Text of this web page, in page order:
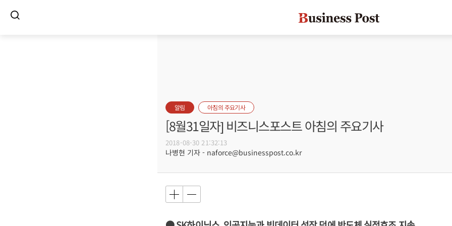
알림 아침의 주요기사
[8월31일자] 비즈니스포스트 아침의 주요기사
2018-08-30 21:32:13
나병현 기자 - naforce@businesspost.co.kr